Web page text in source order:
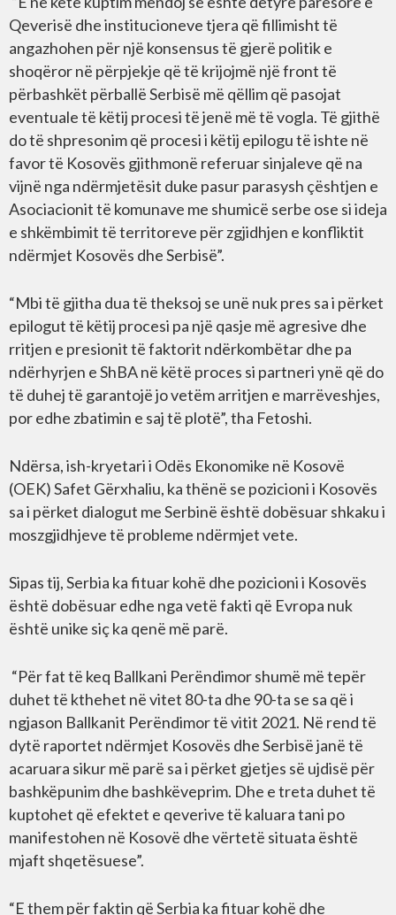
Qeverisë dhe institucioneve tjera që fillimisht të
angazhohen për një konsensus të gjerë politik e
shoqëror në përpjekje që të krijojmë një front të
përbashkët përballë Serbisë më qëllim që pasojat
eventuale të këtij procesi të jenë më të vogla. Të gjithë
do të shpresonim që procesi i këtij epilogu të ishte në
favor të Kosovës gjithmonë referuar sinjaleve që na
vijnë nga ndërmjetësit duke pasur parasysh çështjen e
Asociacionit të komunave me shumicë serbe ose si ideja
e shkëmbimit të territoreve për zgjidhjen e konfliktit
ndërmjet Kosovës dhe Serbisë”.
“Mbi të gjitha dua të theksoj se unë nuk pres sa i përket
epilogut të këtij procesi pa një qasje më agresive dhe
rritjen e presionit të faktorit ndërkombëtar dhe pa
ndërhyrjen e ShBA në këtë proces si partneri ynë që do
të duhej të garantojë jo vetëm arritjen e marrëveshjes,
por edhe zbatimin e saj të plotë”, tha Fetoshi.
Ndërsa, ish-kryetari i Odës Ekonomike në Kosovë
(OEK) Safet Gërxhaliu, ka thënë se pozicioni i Kosovës
sa i përket dialogut me Serbinë është dobësuar shkaku i
moszgjidhjeve të probleme ndërmjet vete.
Sipas tij, Serbia ka fituar kohë dhe pozicioni i Kosovës
është dobësuar edhe nga vetë fakti që Evropa nuk
është unike siç ka qenë më parë.
“Për fat të keq Ballkani Perëndimor shumë më tepër
duhet të kthehet në vitet 80-ta dhe 90-ta se sa që i
ngjason Ballkanit Perëndimor të vitit 2021. Në rend të
dytë raportet ndërmjet Kosovës dhe Serbisë janë të
acaruara sikur më parë sa i përket gjetjes së ujdisë për
bashkëpunim dhe bashkëveprim. Dhe e treta duhet të
kuptohet që efektet e qeverive të kaluara tani po
manifestohen në Kosovë dhe vërtetë situata është
mjaft shqetësuese”.
“E them për faktin që Serbia ka fituar kohë dhe